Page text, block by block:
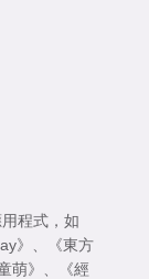
程式，如
》
《東方
萌》
《經